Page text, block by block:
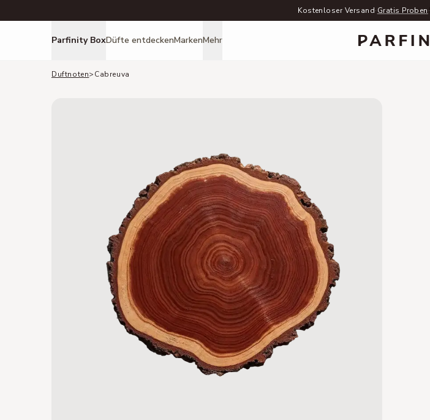
Kostenloser Versand·Gratis Proben·
Parfinity BoxDüfte entdeckenMarkenMehr
Duftnoten>Cabreuva